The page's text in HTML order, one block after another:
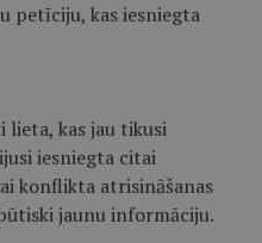
petīciju, kas iesniegta
lieta, kas jau tikusi
iesniegta citai
konflikta atrisināšanas
jaunu informāciju.